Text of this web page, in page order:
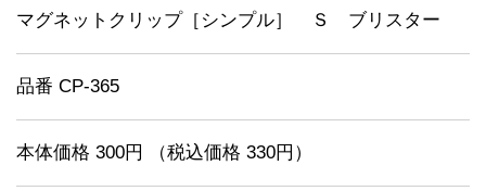
マグネットクリップ［シンプル］ Ｓ ブリスター
品番 CP-365
本体価格 300円 （税込価格 330円）